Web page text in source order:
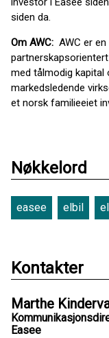
siden da.
Om AWC: AWC er
med tålmodig kapital
markedsledende
et norsk familieeiet
Nøkkelord
easee elbil
Kontakter
Marthe
Easee